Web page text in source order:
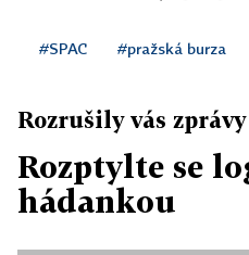
#SPAC #pražská burza
Rozrušily vás
Rozptylte se
hádankou